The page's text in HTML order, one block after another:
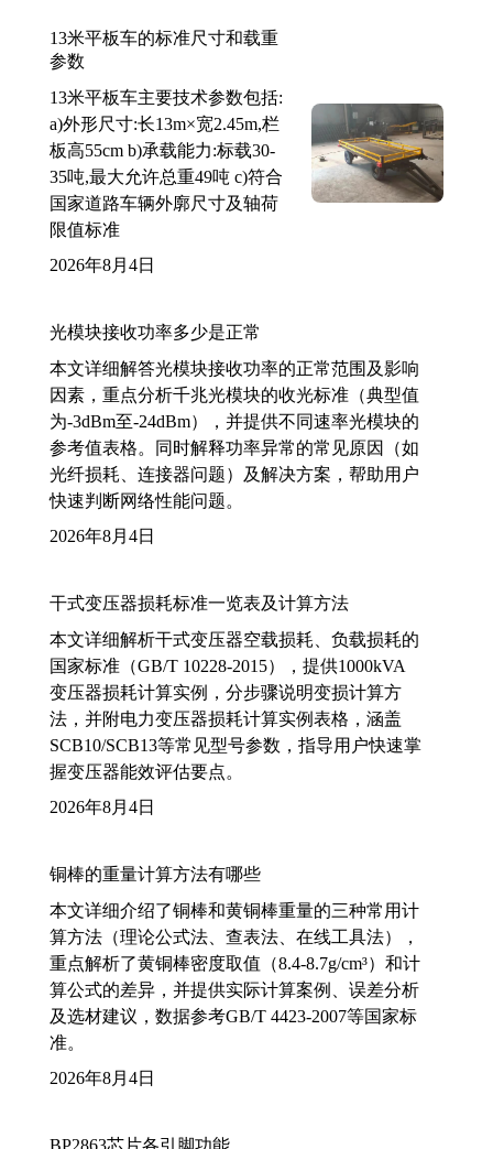
13米平板车的标准尺寸和载重
参数
13米平板车主要技术参数包括:
a)外形尺寸:长13m×宽2.45m,栏
板高55cm b)承载能力:标载30-
35吨,最大允许总重49吨 c)符合
国家道路车辆外廓尺寸及轴荷
限值标准
2026年8月4日
光模块接收功率多少是正常
本文详细解答光模块接收功率的正常范围及影响
因素，重点分析千兆光模块的收光标准（典型值
为-3dBm至-24dBm），并提供不同速率光模块的
参考值表格。同时解释功率异常的常见原因（如
光纤损耗、连接器问题）及解决方案，帮助用户
快速判断网络性能问题。
2026年8月4日
干式变压器损耗标准一览表及计算方法
本文详细解析干式变压器空载损耗、负载损耗的
国家标准（GB/T 10228-2015），提供1000kVA
变压器损耗计算实例，分步骤说明变损计算方
法，并附电力变压器损耗计算实例表格，涵盖
SCB10/SCB13等常见型号参数，指导用户快速掌
握变压器能效评估要点。
2026年8月4日
铜棒的重量计算方法有哪些
本文详细介绍了铜棒和黄铜棒重量的三种常用计
算方法（理论公式法、查表法、在线工具法），
重点解析了黄铜棒密度取值（8.4-8.7g/cm³）和计
算公式的差异，并提供实际计算案例、误差分析
及选材建议，数据参考GB/T 4423-2007等国家标
准。
2026年8月4日
BP2863芯片各引脚功能